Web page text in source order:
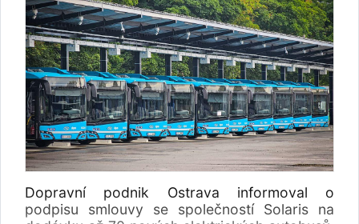
Dopravní podnik Ostrava informoval o
podpisu smlouvy se společností Solaris na